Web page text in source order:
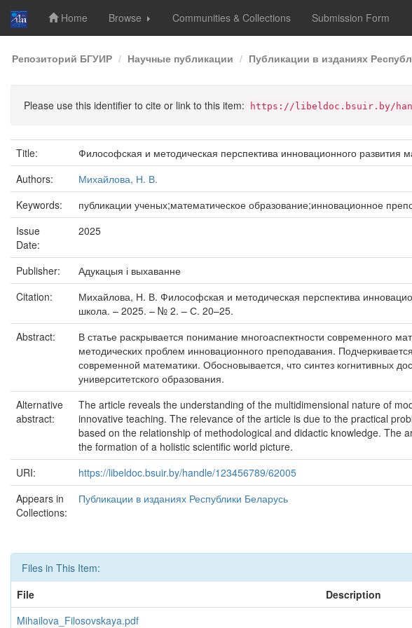
Skip
navigation
Home Browse Communities & Collections Submission Form
Репозиторий БГУИР Научные публикации Публикации в изданиях
Please use this identifier to cite or link to this item: https://libeldoc.bsuir.by/
Title:
Философская и методическая перспектива инновационного развития
Authors:
Михайлова, Н. В.
Keywords:
публикации ученых;математическое образование;инновационное
Issue
Date:
2025
Publisher:
Адукацыя і выхаванне
Citation:
Михайлова, Н. В. Философская и методическая перспектива
школа. – 2025. – № 2. – С. 20–25.
Abstract:
В статье раскрывается понимание многоаспектности современного
методических проблем инновационного преподавания.
современной математики. Обосновывается, что синтез когнитивных
университетского образования.
Alternative
abstract:
The article reveals the understanding of the multidimensional nature of
innovative teaching. The relevance of the article is due to the practical
based on the relationship of methodological and didactic knowledge. The
the formation of a holistic scientific world picture.
URI:
https://libeldoc.bsuir.by/handle/123456789/62005
Appears in
Collections:
Публикации в изданиях Республики Беларусь
Files in This Item:
File
Description
Mihailova_Filosovskaya.pdf